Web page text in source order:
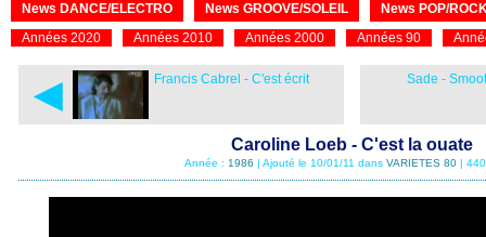
News DANCE/ELECTRO News GROOVE/SOLEIL
News POP/
Années 2020
Années 2010 Années 2000 Années 90
◄ Francis Cabrel - C'est écrit Sade -
Caroline Loeb - C'est la ouate
Année : 1986 | Ajouté le 10/01/11 dans VARIETES 80 |